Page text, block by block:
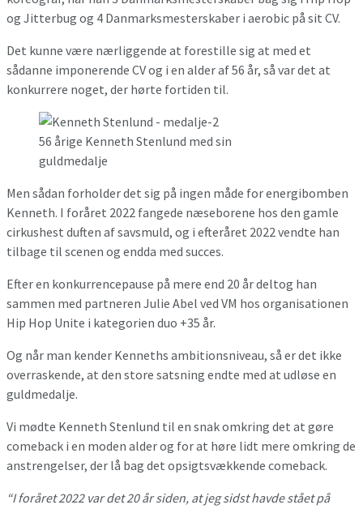
og Jitterbug og 4 Danmarksmesterskaber i aerobic på sit CV.
Det kunne være nærliggende at forestille sig at med et
sådanne imponerende CV og i en alder af 56 år, så var det at
konkurrere noget, der hørte fortiden til.
56 årige Kenneth Stenlund med sin
guldmedalje
Men sådan forholder det sig på ingen måde for energibomben
Kenneth. I foråret 2022 fangede næseborene hos den gamle
cirkushest duften af savsmuld, og i efteråret 2022 vendte han
tilbage til scenen og endda med succes.
Efter en konkurrencepause på mere end 20 år deltog han
sammen med partneren Julie Abel ved VM hos organisationen
Hip Hop Unite i kategorien duo +35 år.
Og når man kender Kenneths ambitionsniveau, så er det ikke
overraskende, at den store satsning endte med at udløse en
guldmedalje.
Vi mødte Kenneth Stenlund til en snak omkring det at gøre
comeback i en moden alder og for at høre lidt mere omkring de
anstrengelser, der lå bag det opsigtsvækkende comeback.
“I foråret 2022 var det 20 år siden, at jeg sidst havde stået på